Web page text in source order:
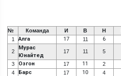
№ Команда И В Н
1
Алга 17 11 6
2
Мурас
Юнайтед
17 11 5
3 Озгон 17 11 2
4 Барс 17 10 4